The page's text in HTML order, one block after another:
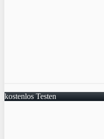
kostenlos Testen